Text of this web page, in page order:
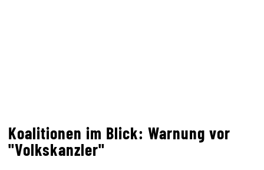
Koalitionen im Blick: Warnung vor
"Volkskanzler"